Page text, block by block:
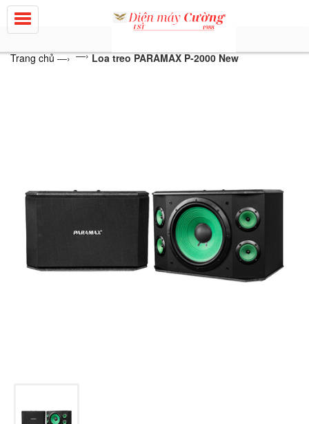
Trang chủ—› —› Loa treo PARAMAX P-2000 New